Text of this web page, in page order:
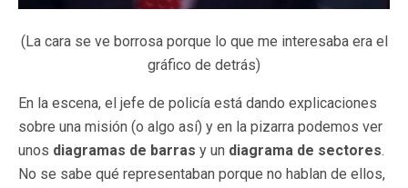
(La cara se ve borrosa porque lo que me interesaba era el
gráfico de detrás)
En la escena, el jefe de policía está dando explicaciones
sobre una misión (o algo así) y en la pizarra podemos ver
unos diagramas de barras y un diagrama de sectores.
No se sabe qué representaban porque no hablan de ellos,